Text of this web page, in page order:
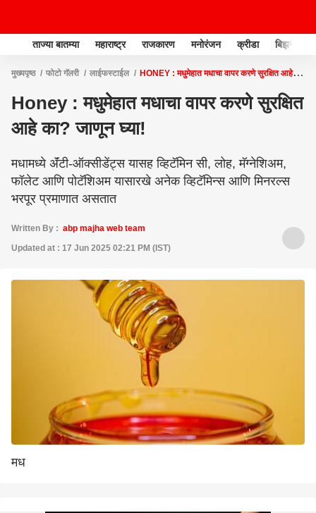
ताज्या बातम्या महाराष्ट्र राजकारण मनोरंजन क्रीडा बिझनेस
मुख्यपृष्ठ फोटो गॅलरी लाईफस्टाईल
HONEY : मधुमेहात मधाचा वापर करणे सुरक्षित आहे
Honey : मधुमेहात मधाचा वापर करणे सुरक्षित
आहे का? जाणून घ्या!
मधामध्ये ॲंटी-ऑक्सीडेंट्स यासह व्हिटॅमिन सी, लोह, मॅग्नेशिअम,
फॉलेट आणि पोटॅशिअम यासारखे अनेक व्हिटॅमिन्स आणि मिनरल्स
भरपूर प्रमाणात असतात
Written By : abp majha web team
Updated at : 17 Jun 2025 02:21 PM (IST)
मध